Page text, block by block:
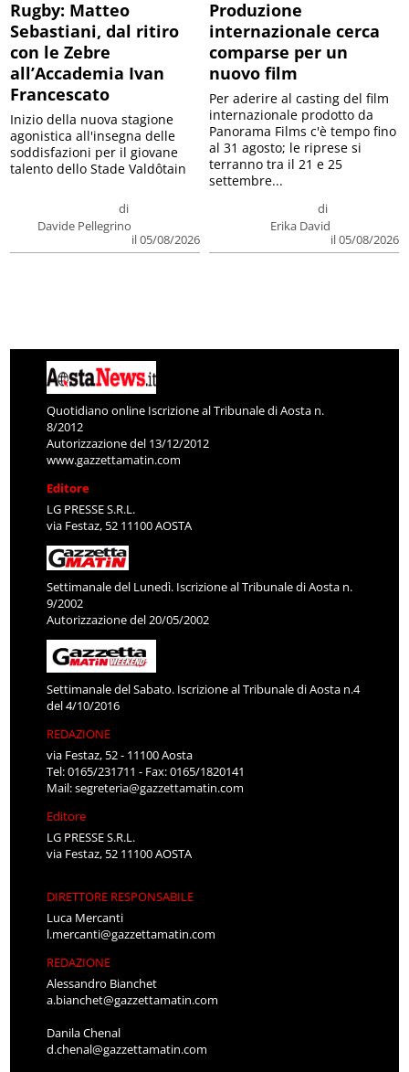
Rugby: Matteo
Sebastiani, dal ritiro
con le Zebre
all’Accademia Ivan
Francescato
di
Davide Pellegrino
il 05/08/2026
Inizio della nuova stagione
agonistica all'insegna delle
soddisfazioni per il giovane
talento dello Stade Valdôtain
Produzione
internazionale cerca
comparse per un
nuovo film
di
Erika David
il 05/08/2026
Per aderire al casting del film
internazionale prodotto da
Panorama Films c'è tempo fino
al 31 agosto; le riprese si
terranno tra il 21 e 25
settembre...
Quotidiano online Iscrizione al Tribunale di Aosta n.
8/2012
Autorizzazione del 13/12/2012
www.gazzettamatin.com
Editore
LG PRESSE S.R.L.
via Festaz, 52 11100 AOSTA
Settimanale del Lunedì. Iscrizione al Tribunale di Aosta n.
9/2002
Autorizzazione del 20/05/2002
Settimanale del Sabato. Iscrizione al Tribunale di Aosta n.4
del 4/10/2016
REDAZIONE
via Festaz, 52 - 11100 Aosta
Tel: 0165/231711 - Fax: 0165/1820141
Mail:segreteria@gazzettamatin.com
Editore
LG PRESSE S.R.L.
via Festaz, 52 11100 AOSTA
DIRETTORE RESPONSABILE
Luca Mercanti
l.mercanti@gazzettamatin.com
REDAZIONE
Alessandro Bianchet
a.bianchet@gazzettamatin.com
Danila Chenal
d.chenal@gazzettamatin.com